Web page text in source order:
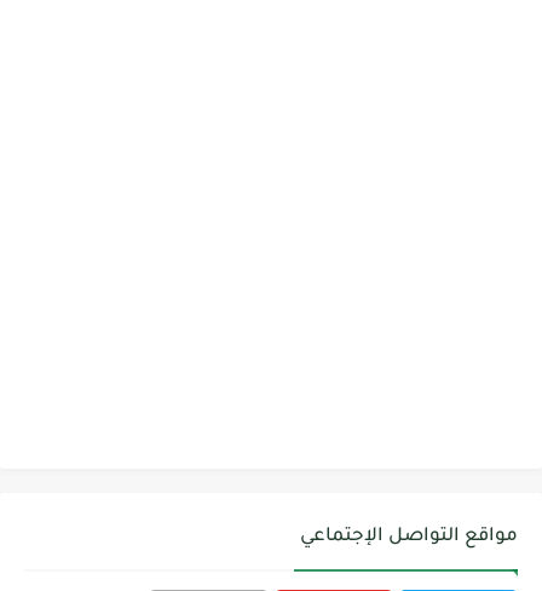
مواقع التواصل الإجتماعي